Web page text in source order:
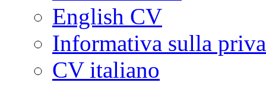
English CV
Informativa sulla
CV italiano